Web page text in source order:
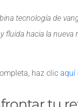
tecnología de
fluida hacia la nueva
haz clic aquí